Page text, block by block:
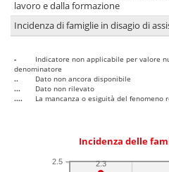
lavoro e dalla formazione
Incidenza di famiglie in disagio di
-
Indicatore non applicabile per valore
denominatore
..
Dato non ancora disponibile
...
Dato non rilevato
....
La mancanza o esiguità del fenomeno
Incidenza delle
2.5 2.3